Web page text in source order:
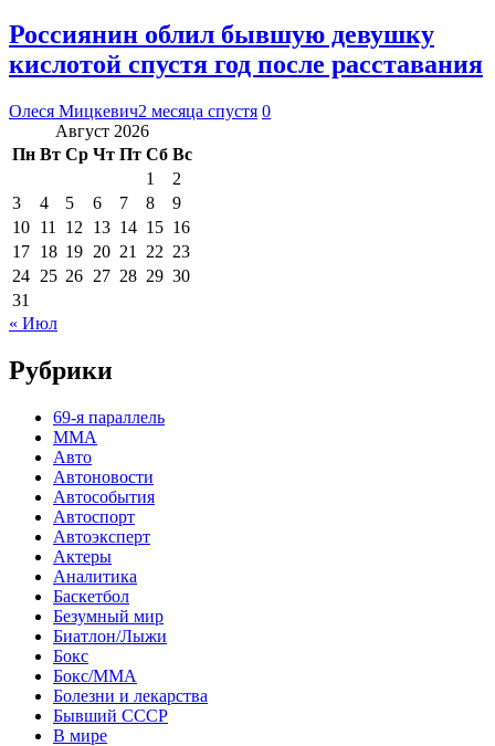
Россиянин облил бывшую девушку
кислотой спустя год после расставания
Олеся Мицкевич2 месяца спустя 0
Август 2026
Пн Вт Ср Чт Пт Сб Вс
1
2
3
4 5 6 7 8
9
10 11 12 13 14 15 16
17 18 19 20 21 22 23
24 25 26 27 28 29 30
31
« Июл
Рубрики
69-я параллель
MMA
Авто
Автоновости
Автособытия
Автоспорт
Автоэксперт
Актеры
Аналитика
Баскетбол
Безумный мир
Биатлон/Лыжи
Бокс
Бокс/MMA
Болезни и лекарства
Бывший СССР
В мире